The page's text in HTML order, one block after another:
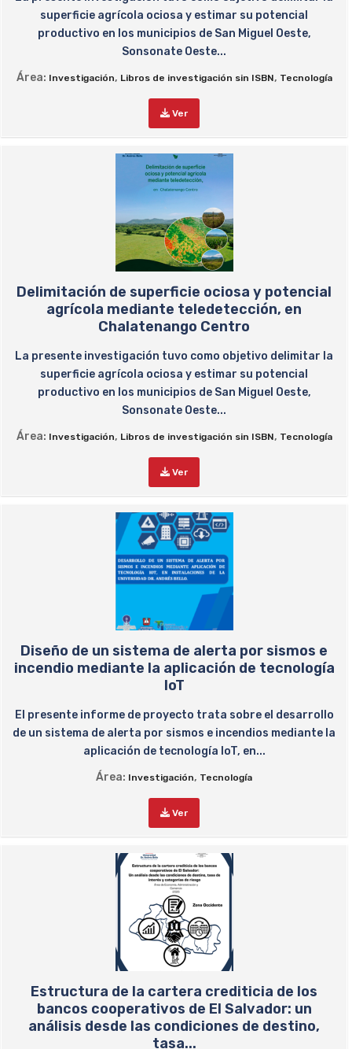
superficie agrícola ociosa y estimar su potencial
productivo en los municipios de San Miguel Oeste,
Sonsonate Oeste...
Área: Investigación, Libros de investigación sin ISBN, Tecnología
Ver
Delimitación de superficie ociosa y potencial
agrícola mediante teledetección, en
Chalatenango Centro
La presente investigación tuvo como objetivo delimitar la
superficie agrícola ociosa y estimar su potencial
productivo en los municipios de San Miguel Oeste,
Sonsonate Oeste...
Área: Investigación, Libros de investigación sin ISBN, Tecnología
Ver
Diseño de un sistema de alerta por sismos e
incendio mediante la aplicación de tecnología
IoT
El presente informe de proyecto trata sobre el desarrollo
de un sistema de alerta por sismos e incendios mediante la
aplicación de tecnología IoT, en...
Área: Investigación, Tecnología
Ver
Estructura de la cartera crediticia de los
bancos cooperativos de El Salvador: un
análisis desde las condiciones de destino,
tasa...